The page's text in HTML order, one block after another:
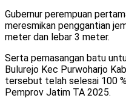
Gubernur perempuan
meresmikan penggantian
meter dan lebar 3 meter.
Serta pemasangan batu
Bulurejo Kec Purwoharjo
tersebut telah selesai 100
Pemprov Jatim TA 2025.